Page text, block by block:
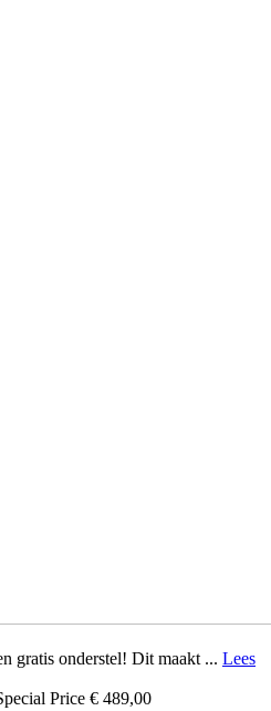
gratis onderstel! Dit maakt ... Lees
Price € 489,00